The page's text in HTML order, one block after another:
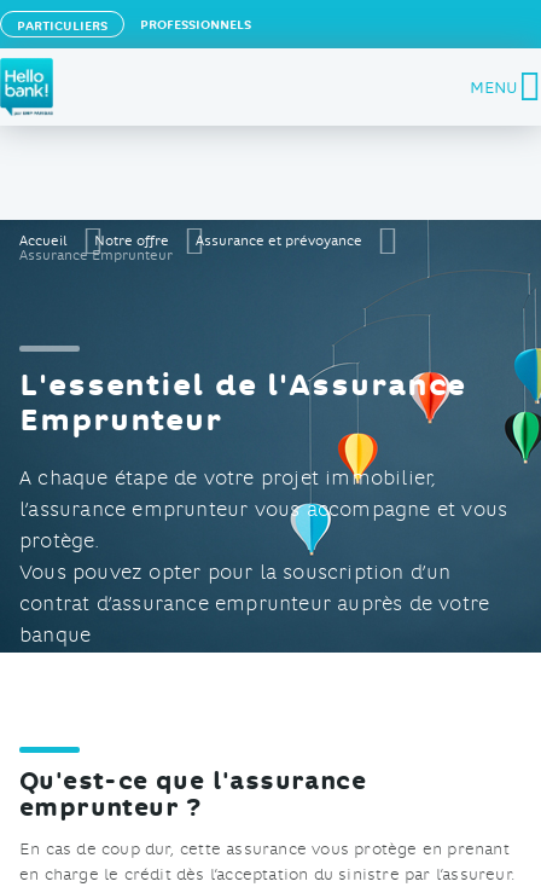
PARTICULIERS PROFESSIONNELS
Hello bank! la banque en ligne de BNP Paribas
MENU
Accueil Notre offre
Assurance et prévoyance
Assurance Emprunteur
L'essentiel de l'Assurance
Emprunteur
A chaque étape de votre projet immobilier,
l’assurance emprunteur vous accompagne et vous
protège.
Vous pouvez opter pour la souscription d’un
contrat d’assurance emprunteur auprès de votre
banque
Qu'est-ce que l'assurance
emprunteur ?
En cas de coup dur, cette assurance vous protège en prenant
en charge le crédit dès l’acceptation du sinistre par l’assureur.